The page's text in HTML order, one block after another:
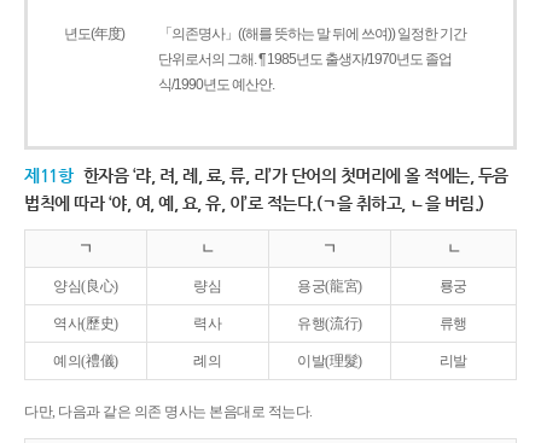
년도(年度)
「의존명사」((해를 뜻하는 말 뒤에 쓰여)) 일정한 기간
단위로서의 그해. ¶ 1985년도 출생자/1970년도 졸업
식/1990년도 예산안.
제11항 한자음 ‘랴, 려, 례, 료, 류, 리’가 단어의 첫머리에 올 적에는, 두음
법칙에 따라 ‘야, 여, 예, 요, 유, 이’로 적는다.(ㄱ을 취하고, ㄴ을 버림.)
ㄱ ㄴ ㄱ ㄴ
양심(良心) 량심 용궁(龍宮) 룡궁
역사(歷史) 력사 유행(流行) 류행
예의(禮儀) 례의 이발(理髮) 리발
다만, 다음과 같은 의존 명사는 본음대로 적는다.